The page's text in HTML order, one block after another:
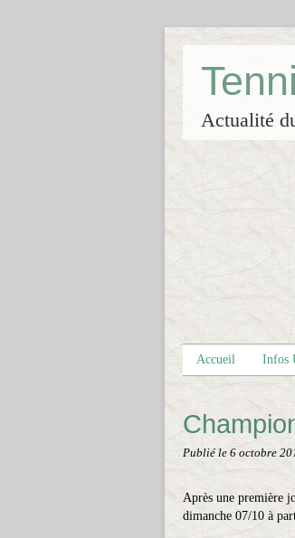
Actualité
Accueil Infos
Publié le 6 octobre
Après une première
dimanche 07/10 à